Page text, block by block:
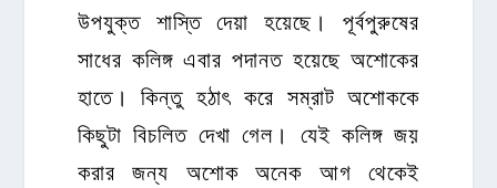
উপযুক্ত শাস্তি দেয়া হয়েছে। পূর্বপুরুষের
সাধের কলিঙ্গ এবার পদানত হয়েছে অশোকের
হাতে। কিন্তু হঠাৎ করে সম্রাট অশোককে
কিছুটা বিচলিত দেখা গেল। যেই কলিঙ্গ জয়
করার জন্য অশোক অনেক আগ থেকেই